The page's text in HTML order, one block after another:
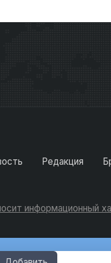
Редакция